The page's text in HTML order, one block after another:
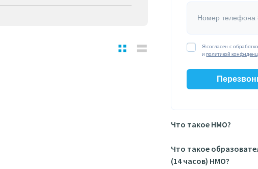
Номер телефона
Я согласен с
иполитикой
Что такое НМО?
Что такое
(14 часов) НМО?